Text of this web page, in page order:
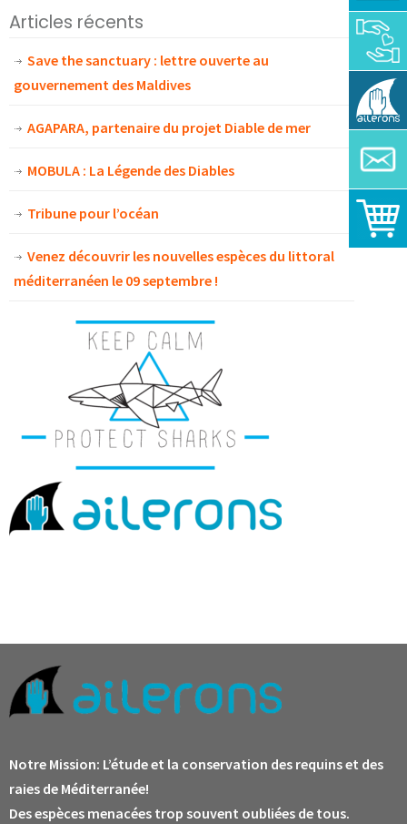
Articles récents
Save the sanctuary : lettre ouverte au
gouvernement des Maldives
AGAPARA, partenaire du projet Diable de mer
MOBULA : La Légende des Diables
Tribune pour l’océan
Venez découvrir les nouvelles espèces du littoral
méditerranéen le 09 septembre !
Notre Mission: L’étude et la conservation des requins et des
raies de Méditerranée!
Des espèces menacées trop souvent oubliées de tous.